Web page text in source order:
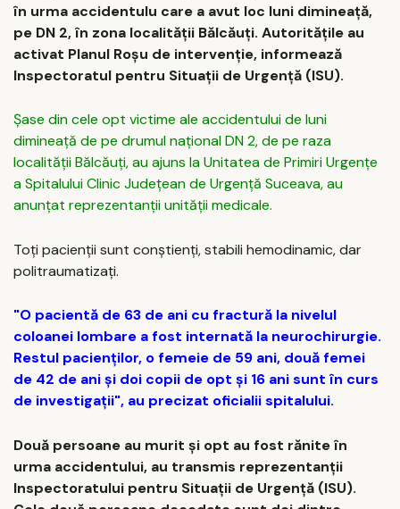
în urma accidentulu care a avut loc luni dimineaţă,
pe DN 2, în zona localităţii Bălcăuţi. Autoritățile au
activat Planul Roşu de intervenţie, informează
Inspectoratul pentru Situaţii de Urgenţă (ISU).
Şase din cele opt victime ale accidentului de luni
dimineaţă de pe drumul naţional DN 2, de pe raza
localităţii Bălcăuţi, au ajuns la Unitatea de Primiri Urgenţe
a Spitalului Clinic Judeţean de Urgenţă Suceava, au
anunţat reprezentanţii unităţii medicale.
Toți pacienţii sunt conştienţi, stabili hemodinamic, dar
politraumatizaţi.
"O pacientă de 63 de ani cu fractură la nivelul
coloanei lombare a fost internată la neurochirurgie.
Restul pacienţilor, o femeie de 59 ani, două femei
de 42 de ani şi doi copii de opt şi 16 ani sunt în curs
de investigaţii", au precizat oficialii spitalului.
Două persoane au murit şi opt au fost rănite în
urma accidentului, au transmis reprezentanţii
Inspectoratului pentru Situaţii de Urgenţă (ISU).